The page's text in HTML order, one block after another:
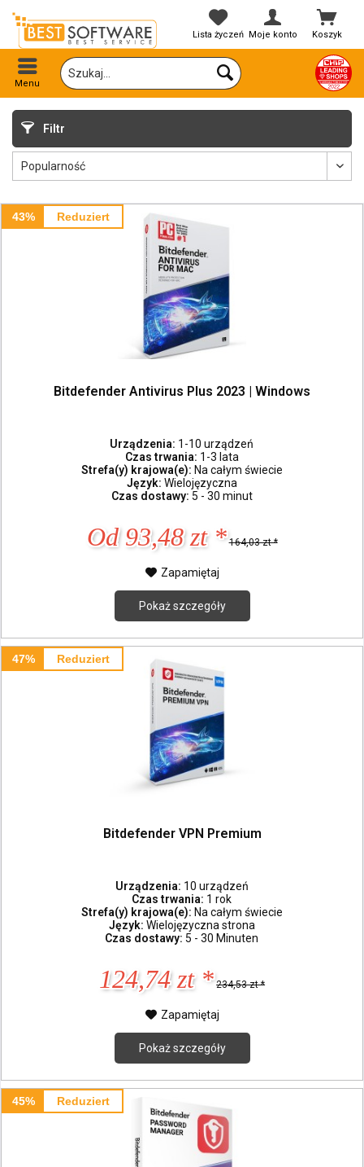
Koszyk
Lista życzeń Moje konto
Menu
Filtr
43% Reduziert
Bitdefender Antivirus Plus 2023 | Windows
Urządzenia: 1-10 urządzeń
Czas trwania: 1-3 lata
Strefa(y) krajowa(e): Na całym świecie
Język: Wielojęzyczna
Czas dostawy: 5 - 30 minut
Od 93,48 zt * 164,03 zt *
Zapamiętaj
Pokaż szczegóły
47% Reduziert
Bitdefender VPN Premium
Urządzenia: 10 urządzeń
Czas trwania: 1 rok
Strefa(y) krajowa(e): Na całym świecie
Język: Wielojęzyczna strona
Czas dostawy: 5 - 30 Minuten
124,74 zt * 234,53 zt *
Zapamiętaj
Pokaż szczegóły
45% Reduziert